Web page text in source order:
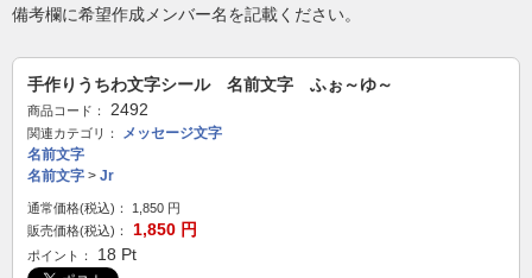
備考欄に希望作成メンバー名を記載ください。
手作りうちわ文字シール 名前文字 ふぉ～ゆ～
商品コード： 2492
関連カテゴリ：
メッセージ文字
名前文字
名前文字 > Jr
通常価格(税込)： 1,850 円
販売価格(税込)：
1,850 円
ポイント： 18 Pt